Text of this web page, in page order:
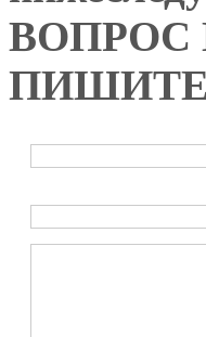
ВОПРОС
ПИШИТЕ